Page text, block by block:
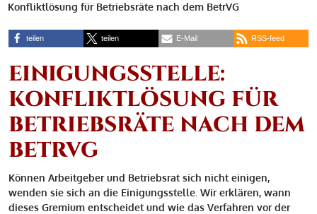
Konfliktlösung für Betriebsräte nach dem BetrVG
teilen teilen E-Mail RSS-feed
EINIGUNGSSTELLE:
KONFLIKTLÖSUNG FÜR
BETRIEBSRÄTE NACH DEM
BETRVG
Können Arbeitgeber und Betriebsrat sich nicht einigen,
wenden sie sich an die Einigungsstelle. Wir erklären, wann
dieses Gremium entscheidet und wie das Verfahren vor der